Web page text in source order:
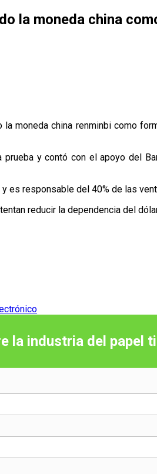
la moneda china
moneda china renminbi como
y contó con el apoyo del
es responsable del 40% de las
reducir la dependencia del
la industria del papel